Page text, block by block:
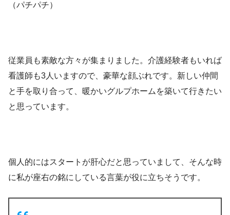
（パチパチ）
従業員も素敵な方々が集まりました。介護経験者もいれば
看護師も3人いますので、豪華な顔ぶれです。新しい仲間
と手を取り合って、暖かいグルプホームを築いて行きたい
と思っています。
個人的にはスタートが肝心だと思っていまして、そんな時
に私が座右の銘にしている言葉が役に立ちそうです。